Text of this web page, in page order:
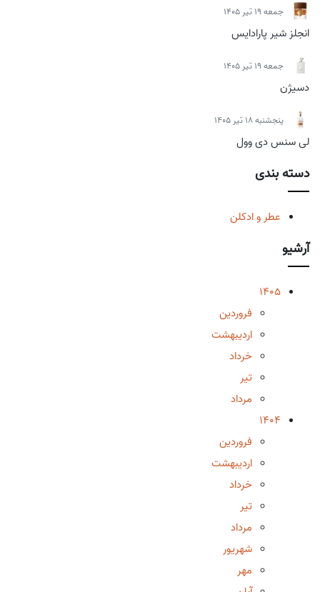
جمعه 19 تیر 1405
انجلز شیر پارادایس
جمعه 19 تیر 1405
دسیژن
پنجشنبه 18 تیر 1405
لی سنس دی وول
دسته بندی
عطر و ادکلن
آرشیو
1405
فروردین
اردیبهشت
خرداد
تیر
مرداد
1404
فروردین
اردیبهشت
خرداد
تیر
مرداد
شهریور
مهر